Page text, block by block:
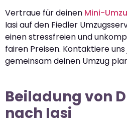
Vertraue für deinen Mini-
Iasi auf den Fiedler
einen stressfreien und
fairen Preisen. Kontaktiere
gemeinsam deinen Umzug
Beiladung von
nach Iasi